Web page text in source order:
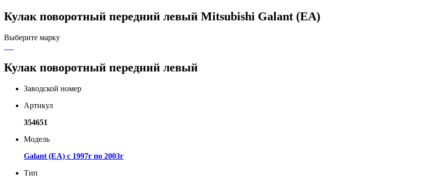
Кулак поворотный передний левый Mitsubishi Galant (EA)
Выберите марку
Кулак поворотный передний левый
Заводской номер
Артикул
354651
Модель
Galant (EA) с 1997г по 2003г
Тип